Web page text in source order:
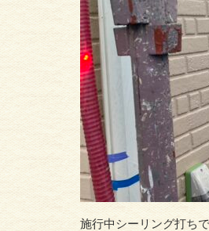
施行中シーリング打ちで